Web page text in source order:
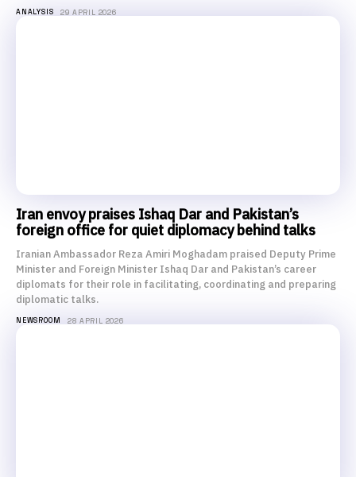
ANALYSIS 29 APRIL 2026
Iran envoy praises Ishaq Dar and Pakistan’s
foreign office for quiet diplomacy behind talks
Iranian Ambassador Reza Amiri Moghadam praised Deputy Prime
Minister and Foreign Minister Ishaq Dar and Pakistan’s career
diplomats for their role in facilitating, coordinating and preparing
diplomatic talks.
NEWSROOM 28 APRIL 2026